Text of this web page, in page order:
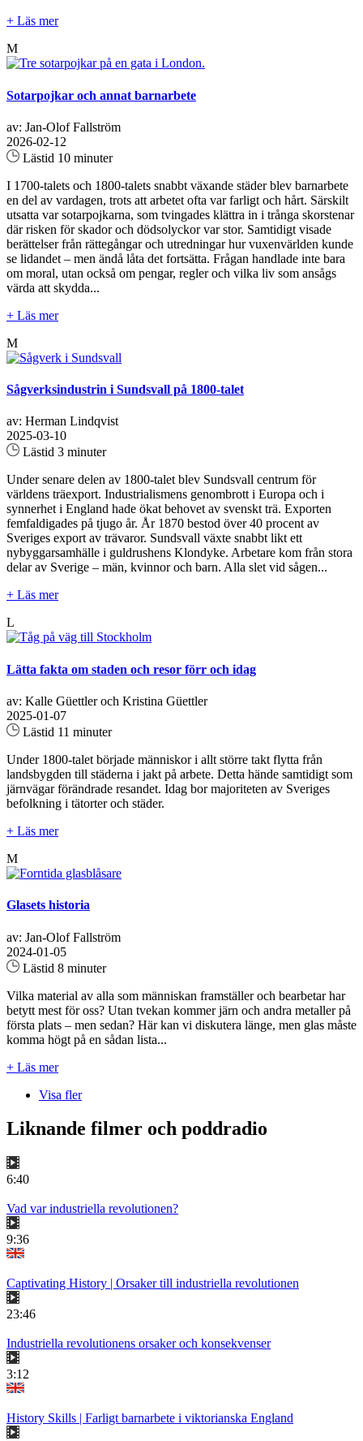
+ Läs mer
M
Sotarpojkar och annat barnarbete
av: Jan-Olof Fallström
2026-02-12
Lästid 10 minuter
I 1700-talets och 1800-talets snabbt växande städer blev barnarbete
en del av vardagen, trots att arbetet ofta var farligt och hårt. Särskilt
utsatta var sotarpojkarna, som tvingades klättra in i trånga skorstenar
där risken för skador och dödsolyckor var stor. Samtidigt visade
berättelser från rättegångar och utredningar hur vuxenvärlden kunde
se lidandet – men ändå låta det fortsätta. Frågan handlade inte bara
om moral, utan också om pengar, regler och vilka liv som ansågs
värda att skydda...
+ Läs mer
M
Sågverksindustrin i Sundsvall på 1800-talet
av: Herman Lindqvist
2025-03-10
Lästid 3 minuter
Under senare delen av 1800-talet blev Sundsvall centrum för
världens träexport. Industrialismens genombrott i Europa och i
synnerhet i England hade ökat behovet av svenskt trä. Exporten
femfaldigades på tjugo år. År 1870 bestod över 40 procent av
Sveriges export av trävaror. Sundsvall växte snabbt likt ett
nybyggarsamhälle i guldrushens Klondyke. Arbetare kom från stora
delar av Sverige – män, kvinnor och barn. Alla slet vid sågen...
+ Läs mer
L
Lätta fakta om staden och resor förr och idag
av: Kalle Güettler och Kristina Güettler
2025-01-07
Lästid 11 minuter
Under 1800-talet började människor i allt större takt flytta från
landsbygden till städerna i jakt på arbete. Detta hände samtidigt som
järnvägar förändrade resandet. Idag bor majoriteten av Sveriges
befolkning i tätorter och städer.
+ Läs mer
M
Glasets historia
av: Jan-Olof Fallström
2024-01-05
Lästid 8 minuter
Vilka material av alla som människan framställer och bearbetar har
betytt mest för oss? Utan tvekan kommer järn och andra metaller på
första plats – men sedan? Här kan vi diskutera länge, men glas måste
komma högt på en sådan lista...
+ Läs mer
Visa fler
Liknande filmer och poddradio
6:40
Vad var industriella revolutionen?
9:36
Captivating History | Orsaker till industriella revolutionen
23:46
Industriella revolutionens orsaker och konsekvenser
3:12
History Skills | Farligt barnarbete i viktorianska England